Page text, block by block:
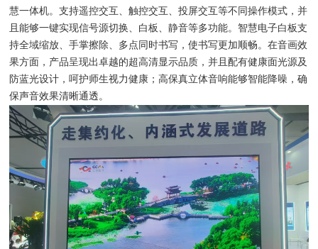
慧一体机。支持遥控交互、触控交互、投屏交互等不同操作模式，并
且能够一键实现信号源切换、白板、静音等多功能。智慧电子白板支
持全域缩放、手掌擦除、多点同时书写，使书写更加顺畅。在音画效
果方面，产品呈现出卓越的超高清显示品质，并且配有健康面光源及
防蓝光设计，呵护师生视力健康；高保真立体音响能够智能降噪，确
保声音效果清晰通透。